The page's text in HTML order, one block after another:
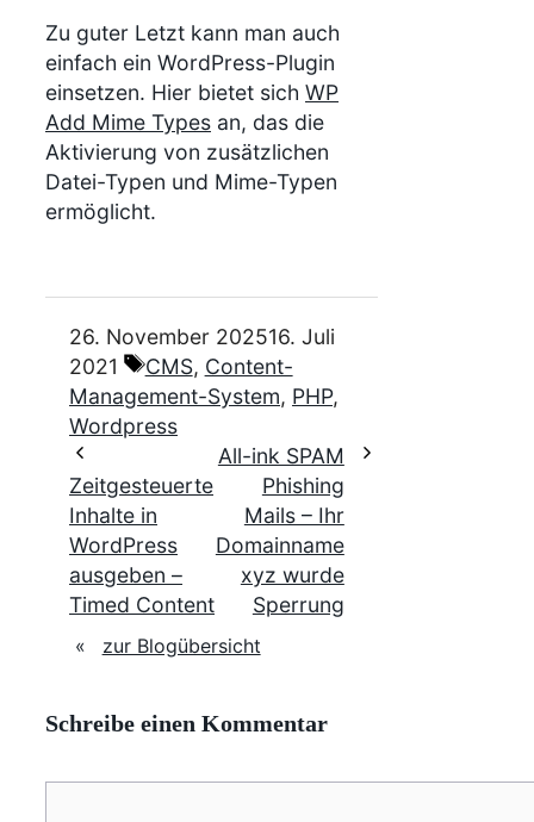
Zu guter Letzt kann man auch
einfach ein WordPress-Plugin
einsetzen. Hier bietet sich WP
Add Mime Types an, das die
Aktivierung von zusätzlichen
Datei-Typen und Mime-Typen
ermöglicht.
26. November 202516. Juli
2021
Schlagwörter
CMS, Content-
Management-System, PHP,
Wordpress
Zeitgesteuerte
Inhalte in
WordPress
ausgeben –
Timed Content
All-ink SPAM
Phishing
Mails – Ihr
Domainname
xyz wurde
Sperrung
« zur Blogübersicht
Schreibe einen Kommentar